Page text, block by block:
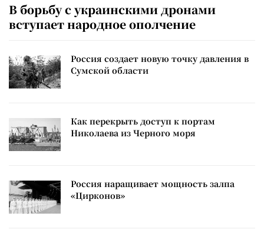
В борьбу с украинскими дронами
вступает народное ополчение
Россия создает новую точку давления в
Сумской области
Как перекрыть доступ к портам
Николаева из Черного моря
Россия наращивает мощность залпа
«Цирконов»